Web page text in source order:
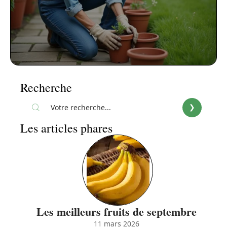
Recherche
Les articles phares
Les meilleurs fruits de septembre
11 mars 2026